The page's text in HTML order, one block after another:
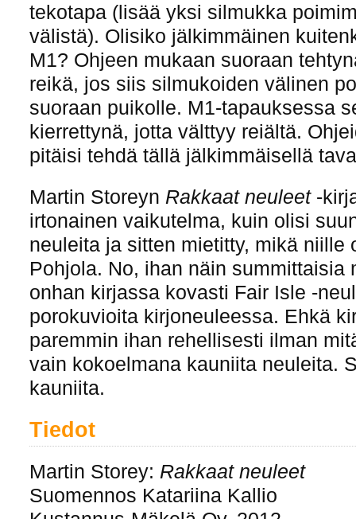
tekotapa (lisää yksi silmukka
välistä). Olisiko jälkimmäinen
M1? Ohjeen mukaan suoraan
reikä, jos siis silmukoiden välinen
suoraan puikolle. M1-tapauksessa
kierrettynä, jotta välttyy reiältä.
pitäisi tehdä tällä jälkimmäisellä
Martin Storeyn Rakkaat neuleet-
irtonainen vaikutelma, kuin olisi
neuleita ja sitten mietitty, mikä niille
Pohjola. No, ihan näin summittaisia
onhan kirjassa kovasti Fair Isle -
porokuvioita kirjoneuleessa. Ehkä
paremmin ihan rehellisesti ilman
vain kokoelmana kauniita neuleita.
kauniita.
Tiedot
Martin Storey: Rakkaat neuleet
Suomennos Katariina Kallio